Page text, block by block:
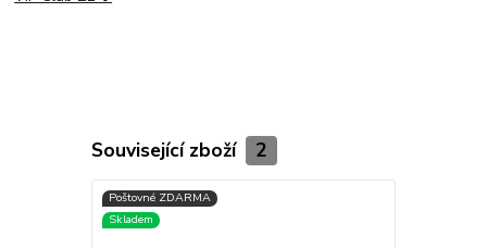
Související zboží 2